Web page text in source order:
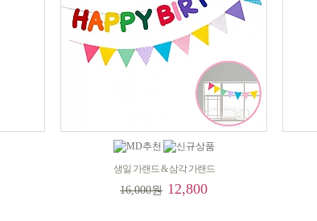
생일 가랜드 & 삼각 가랜드
16,000원 12,800